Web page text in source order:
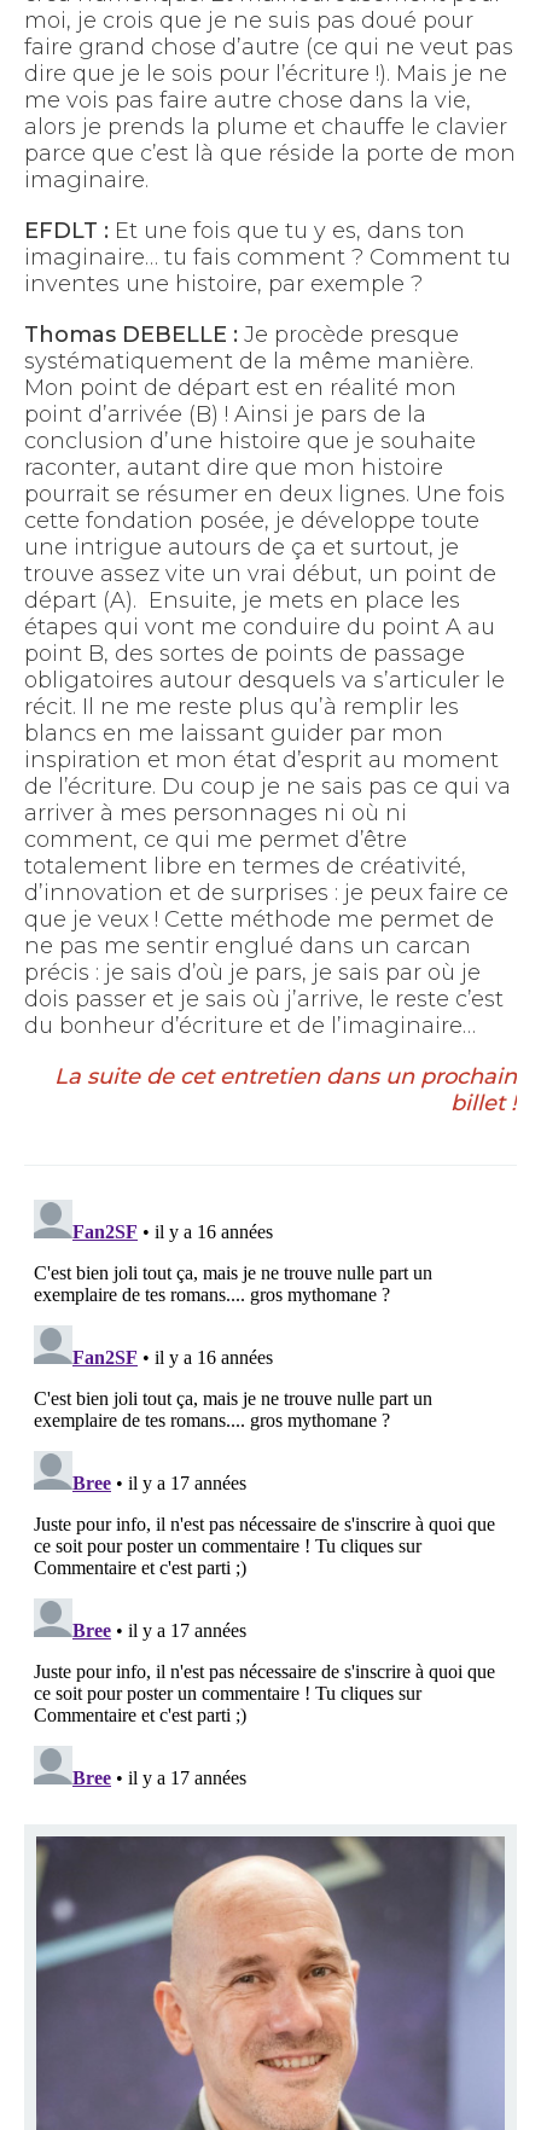
moi, je crois que je ne suis pas doué pour
faire grand chose d’autre (ce qui ne veut pas
dire que je le sois pour l’écriture !). Mais je ne
me vois pas faire autre chose dans la vie,
alors je prends la plume et chauffe le clavier
parce que c’est là que réside la porte de mon
imaginaire.
EFDLT : Et une fois que tu y es, dans ton
imaginaire… tu fais comment ? Comment tu
inventes une histoire, par exemple ?
Thomas DEBELLE : Je procède presque
systématiquement de la même manière.
Mon point de départ est en réalité mon
point d’arrivée (B) ! Ainsi je pars de la
conclusion d’une histoire que je souhaite
raconter, autant dire que mon histoire
pourrait se résumer en deux lignes. Une fois
cette fondation posée, je développe toute
une intrigue autours de ça et surtout, je
trouve assez vite un vrai début, un point de
départ (A). Ensuite, je mets en place les
étapes qui vont me conduire du point A au
point B, des sortes de points de passage
obligatoires autour desquels va s’articuler le
récit. Il ne me reste plus qu’à remplir les
blancs en me laissant guider par mon
inspiration et mon état d’esprit au moment
de l’écriture. Du coup je ne sais pas ce qui va
arriver à mes personnages ni où ni
comment, ce qui me permet d’être
totalement libre en termes de créativité,
d’innovation et de surprises : je peux faire ce
que je veux ! Cette méthode me permet de
ne pas me sentir englué dans un carcan
précis : je sais d’où je pars, je sais par où je
dois passer et je sais où j’arrive, le reste c’est
du bonheur d’écriture et de l’imaginaire…
La suite de cet entretien dans un prochain
billet !